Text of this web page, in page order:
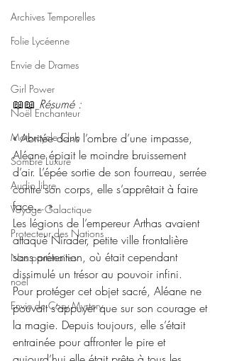
Archives Temporelles
Folie Lycéenne
Envie de Drames
Girl Power
Noël Enchanteur
Motorcycle Club
Sombre Luxure
Audio libre
Voyage Galactique
Protecteur des Nations
Nos partenaires
noêl
Envie de Cosy Mystery
📖📖 Résumé :
« Abritée dans l’ombre d’une impasse,
Aléane épiait le moindre bruissement
d’air. L’épée sortie de son fourreau, serrée
contre son corps, elle s’apprêtait à faire
face… »
Les légions de l’empereur Arthas avaient
attaqué Nirader, petite ville frontalière
sans prétention, où était cependant
dissimulé un trésor au pouvoir infini.
Pour protéger cet objet sacré, Aléane ne
pouvait s’appuyer que sur son courage et
la magie. Depuis toujours, elle s’était
entrainée pour affronter le pire et